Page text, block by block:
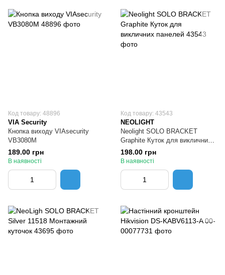
Код товару: 48896
VIA Security
Кнопка виходу VIAsecurity
VB3080M
189.00 грн
В наявності
Код товару: 43543
NEOLIGHT
Neolight SOLO BRACKET
Graphite Куток для викличних
панелей
198.00 грн
В наявності